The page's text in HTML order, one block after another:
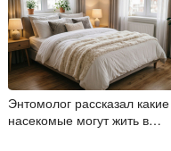
Энтомолог рассказал какие
насекомые могут жить в